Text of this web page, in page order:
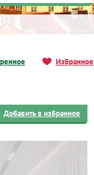
Избранное
Добавить в избранное